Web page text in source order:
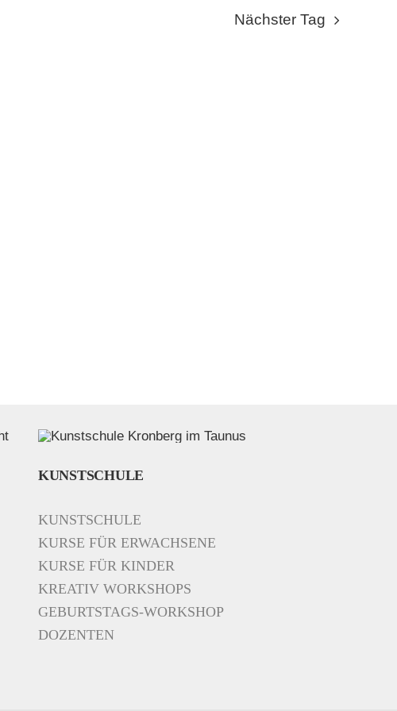
Nächster Tag
KUNSTSCHULE
KUNSTSCHULE
KURSE FÜR ERWACHSENE
KURSE FÜR KINDER
KREATIV WORKSHOPS
GEBURTSTAGS-WORKSHOP
DOZENTEN